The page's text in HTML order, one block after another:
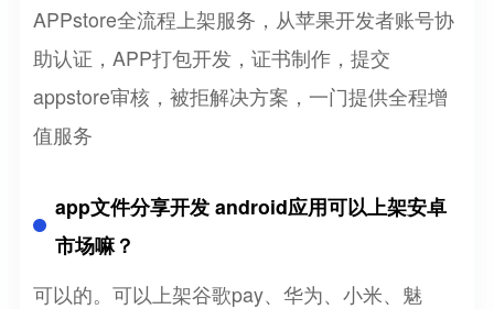
APPstore全流程上架服务，从苹果开发者账号协
助认证，APP打包开发，证书制作，提交
appstore审核，被拒解决方案，一门提供全程增
值服务
app文件分享开发 android应用可以上架安卓
市场嘛？
可以的。可以上架谷歌pay、华为、小米、魅